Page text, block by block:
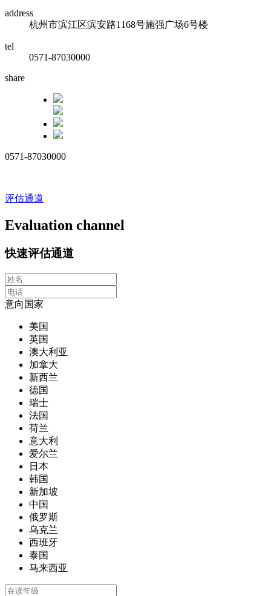
address
杭州市滨江区滨安路1168号施强广场6号楼
tel
0571-87030000
share
0571-87030000
评估通道
Evaluation channel
快速评估通道
意向国家
美国
英国
澳大利亚
加拿大
新西兰
德国
瑞士
法国
荷兰
意大利
爱尔兰
日本
韩国
新加坡
中国
俄罗斯
乌克兰
西班牙
泰国
马来西亚